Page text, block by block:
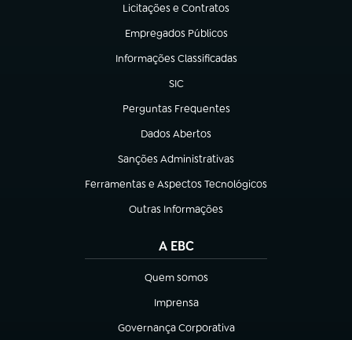
Licitações e Contratos
(abre em nova aba)
Empregados Públicos
(abre em nova aba)
Informações Classificadas
(abre em nova aba)
SIC
(abre em nova aba)
Perguntas Frequentes
(abre em nova aba)
Dados Abertos
(abre em nova aba)
Sanções Administrativas
(abre em nova aba)
Ferramentas e Aspectos Tecnológicos
(abre em nova aba)
Outras Informações
(abre em nova aba)
A EBC
Quem somos
(abre em nova aba)
Imprensa
(abre em nova aba)
Governança Corporativa
(abre em nova aba)